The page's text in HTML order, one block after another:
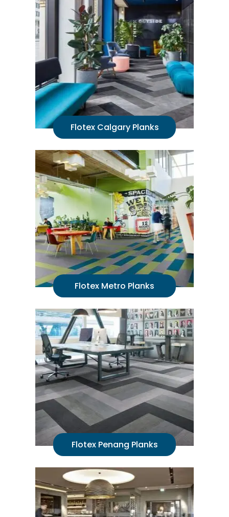
Flotex Calgary Planks
Flotex Metro Planks
Flotex Penang Planks